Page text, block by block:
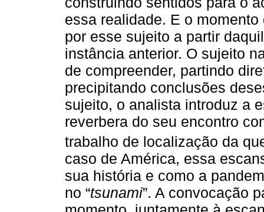
essa realidade. E o
por esse sujeito a partir
instância anterior. O sujeito
de compreender, partindo
precipitando conclusões
sujeito, o analista introduz a
reverbera do seu encontro
trabalho de localização da
caso de América, essa
sua história e como a
no “tsunami”. A convocação